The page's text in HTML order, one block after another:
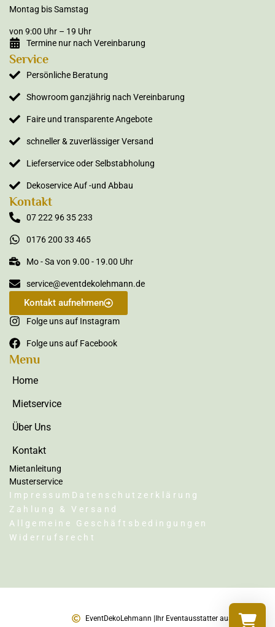
Montag bis Samstag
von 9:00 Uhr – 19 Uhr
Termine nur nach Vereinbarung
Service
Persönliche Beratung
Showroom ganzjährig nach Vereinbarung
Faire und transparente Angebote
schneller & zuverlässiger Versand
Lieferservice oder Selbstabholung
Dekoservice Auf -und Abbau
Kontakt
07 222 96 35 233
0176 200 33 465
Mo - Sa von 9.00 - 19.00 Uhr
service@eventdekolehmann.de
Kontakt aufnehmen
Folge uns auf Instagram
Folge uns auf Facebook
Menu
Home
Mietservice
Über Uns
Kontakt
Mietanleitung
Musterservice
Impressum Datenschutzerklärung
Zahlung & Versand
Allgemeine Geschäftsbedingungen
Widerrufsrecht
EventDekoLehmann | Ihr Eventausstatter aus Karlsruhe